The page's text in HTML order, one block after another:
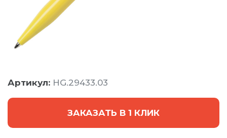
Артикул: HG.29433.03
ЗАКАЗАТЬ В 1 КЛИК